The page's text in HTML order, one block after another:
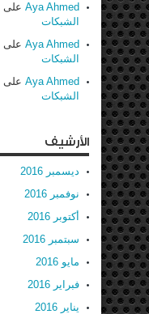
Aya Ahmed على
الشبكات
Aya Ahmed على
الشبكات
Aya Ahmed على
الشبكات
الأرشيف
ديسمبر 2016
نوفمبر 2016
أكتوبر 2016
سبتمبر 2016
مايو 2016
فبراير 2016
يناير 2016